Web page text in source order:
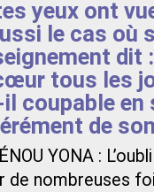
yeux ont
le cas où
dit
tous les
coupable en
de
YONA :
de nombreuses